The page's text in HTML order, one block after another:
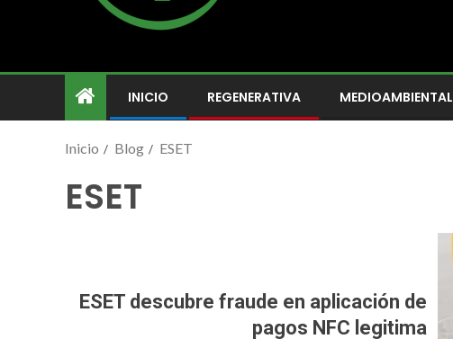
INICIO REGENERATIVA MEDIOAMBIENTAL
Inicio Blog ESET
ESET
ESET descubre fraude en aplicación de
pagos NFC legitima